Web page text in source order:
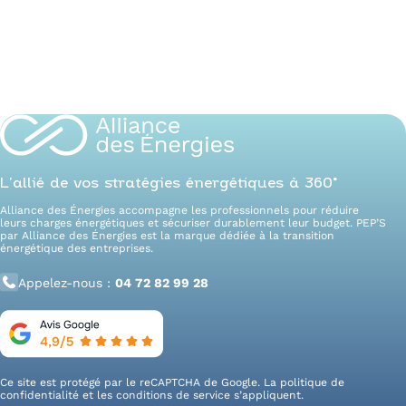
Trajectoires de réduction: objectifs de
performance énergétique fixés par la loi : -40 %
d’ici 2030, -50 % en 2040, -60 % en 2050.
L’allié de vos stratégies énergétiques à 360°
Alliance des Énergies accompagne les professionnels pour réduire
leurs charges énergétiques et sécuriser durablement leur budget. PEP’S
par Alliance des Énergies est la marque dédiée à la transition
énergétique des entreprises.
Appelez-nous : 04 72 82 99 28
Ce site est protégé par le reCAPTCHA de Google. La politique de
confidentialité et les conditions de service s’appliquent.